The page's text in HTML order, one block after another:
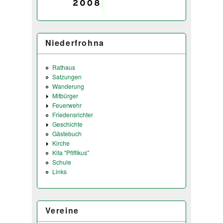
Niederfrohna
Rathaus
Satzungen
Wanderung
Mitbürger
Feuerwehr
Friedensrichter
Geschichte
Gästebuch
Kirche
Kita "Pfiffikus"
Schule
Links
Vereine